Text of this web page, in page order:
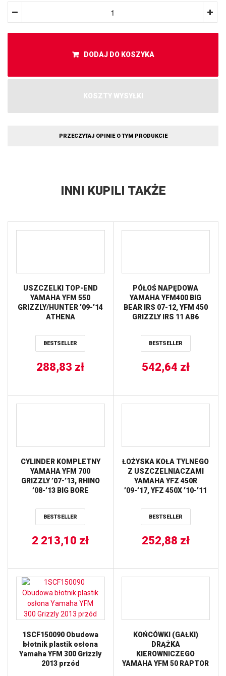
DODAJ DO KOSZYKA
KOSZTY WYSYŁKI
PRZECZYTAJ OPINIE O TYM PRODUKCIE
INNI KUPILI TAKŻE
USZCZELKI TOP-END
YAMAHA YFM 550
GRIZZLY/HUNTER ’09-’14
ATHENA
BESTSELLER
288,83 zł
PÓŁOŚ NAPĘDOWA
YAMAHA YFM400 BIG
BEAR IRS 07-12, YFM 450
GRIZZLY IRS 11 AB6
LEWA ALL BALLS
BESTSELLER
542,64 zł
CYLINDER KOMPLETNY
YAMAHA YFM 700
GRIZZLY ’07-’13, RHINO
’08-’13 BIG BORE
(TULEJA ŻELIWNA)
WORKS
BESTSELLER
2 213,10 zł
ŁOŻYSKA KOŁA TYLNEGO
Z USZCZELNIACZAMI
YAMAHA YFZ 450R
’09-’17, YFZ 450X ’10-’11
BESTSELLER
252,88 zł
1SCF150090 Obudowa
błotnik plastik osłona
Yamaha YFM 300 Grizzly
2013 przód
KOŃCÓWKI (GAŁKI)
DRĄŻKA
KIEROWNICZEGO
YAMAHA YFM 50 RAPTOR